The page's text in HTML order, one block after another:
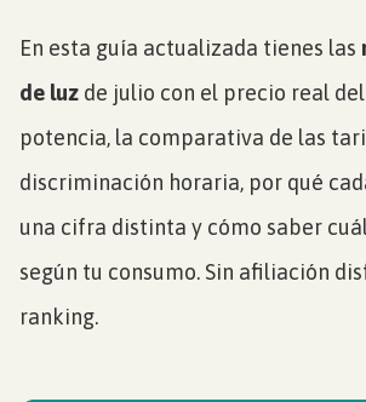
En esta guía actualizada tienes las
de luz de julio con el precio real
potencia, la comparativa de las
discriminación horaria, por qué
una cifra distinta y cómo saber
según tu consumo. Sin afiliación
ranking.